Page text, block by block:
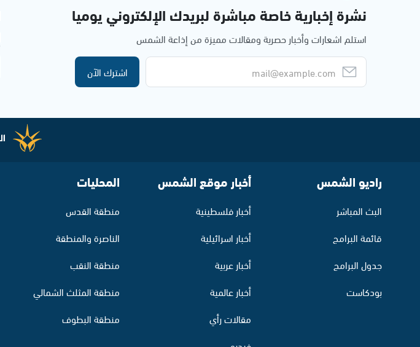
نشرة إخبارية خاصة مباشرة لبريدك الإلكتروني يوميا
استلم اشعارات وأخبار حصرية ومقالات مميزة من إذاعة الشمس
اشترك الآن
راديو الشمس
البث المباشر
قائمة البرامج
جدول البرامج
بودكاست
أخبار موقع الشمس
أخبار فلسطينية
أخبار اسرائيلية
أخبار عربية
أخبار عالمية
مقالات رأي
المحليات
منطقة القدس
الناصرة والمنطقة
منطقة النقب
منطقة المثلث الشمالي
منطقة البطوف